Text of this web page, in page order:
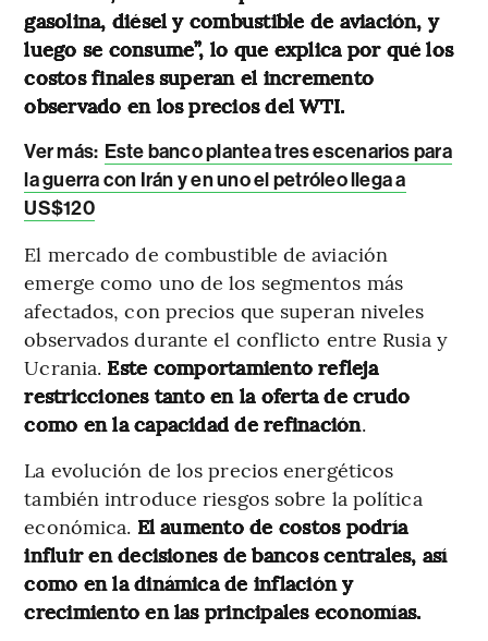
gasolina, diésel y combustible de aviación, y
luego se consume”, lo que explica por qué los
costos finales superan el incremento
observado en los precios del WTI.
Ver más: Este banco plantea tres escenarios para
la guerra con Irán y en uno el petróleo llega a
US$120
El mercado de combustible de aviación
emerge como uno de los segmentos más
afectados, con precios que superan niveles
observados durante el conflicto entre Rusia y
Ucrania. Este comportamiento refleja
restricciones tanto en la oferta de crudo
como en la capacidad de refinación.
La evolución de los precios energéticos
también introduce riesgos sobre la política
económica. El aumento de costos podría
influir en decisiones de bancos centrales, así
como en la dinámica de inflación y
crecimiento en las principales economías.